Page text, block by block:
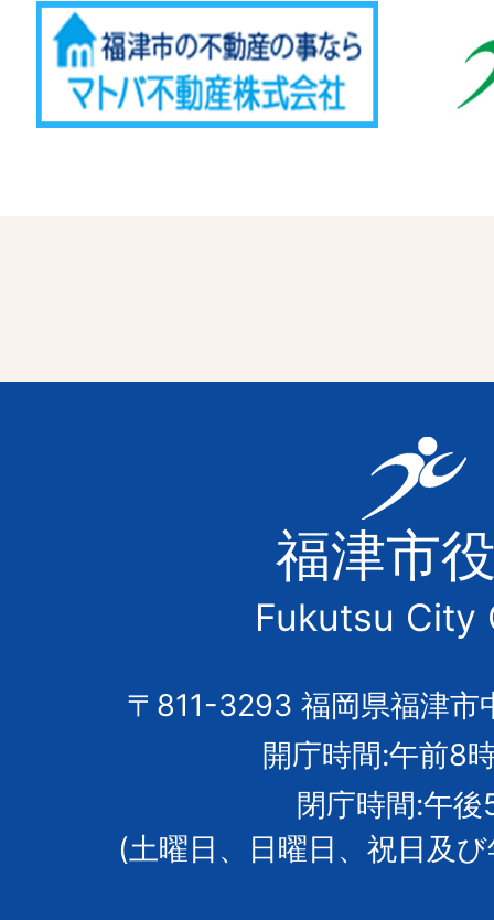
福
津
市
の
市
章
福津市
Fukutsu City
〒811-3293 福岡県福津市
開庁時間:午前8
閉庁時間:午後
(土曜日、日曜日、祝日及